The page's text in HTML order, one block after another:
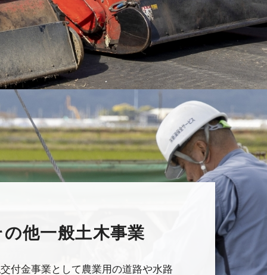
他一般土木事業
付金事業として農業用の道路や水路